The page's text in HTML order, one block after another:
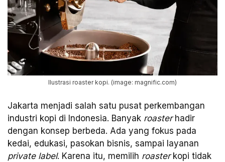
Ilustrasi roaster kopi. (image: magnific.com)
Jakarta menjadi salah satu pusat perkembangan
industri kopi di Indonesia. Banyak roasterhadir
dengan konsep berbeda. Ada yang fokus pada
kedai, edukasi, pasokan bisnis, sampai layanan
private label. Karena itu, memilih roasterkopi tidak